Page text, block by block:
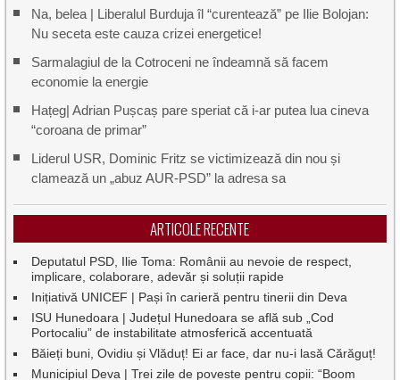
Na, belea | Liberalul Burduja îl “curentează” pe Ilie Bolojan:
Nu seceta este cauza crizei energetice!
Sarmalagiul de la Cotroceni ne îndeamnă să facem
economie la energie
Hațeg| Adrian Pușcaș pare speriat că i-ar putea lua cineva
“coroana de primar”
Liderul USR, Dominic Fritz se victimizează din nou și
clamează un „abuz AUR-PSD” la adresa sa
ARTICOLE RECENTE
Deputatul PSD, Ilie Toma: Românii au nevoie de respect,
implicare, colaborare, adevăr și soluții rapide
Inițiativă UNICEF | Pași în carieră pentru tinerii din Deva
ISU Hunedoara | Județul Hunedoara se află sub „Cod
Portocaliu” de instabilitate atmosferică accentuată
Băieți buni, Ovidiu și Vlăduț! Ei ar face, dar nu-i lasă Cărăguț!
Municipiul Deva | Trei zile de poveste pentru copii: “Boom